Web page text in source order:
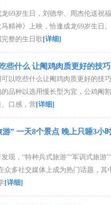
69岁生日，刘德华、周杰伦送祝
精神》上映，恰逢成龙69岁生日
整的生日歌 [详细]
些什么 让阉鸡肉质更好的技巧
可以吃些什么让阉鸡肉质更好的技
品种以选用慢长型为宜，公鸡阉
口感，营[详细]
” 一天8个景点 晚上只睡3小
现，“特种兵式旅游”“军训式旅游
众多社交媒体上成为热门话题，其
[详细]